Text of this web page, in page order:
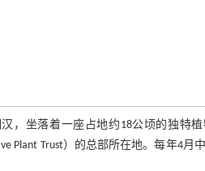
，坐落着一座占地约18公顷的独特
Plant Trust）的总部所在地。每年4月